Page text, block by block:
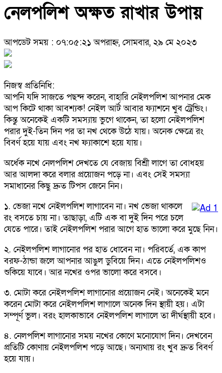
নেলপলিশ অক্ষত রাখার উপায়
আপডেট সময় : ০৭:০৫:২১ অপরাহ্ন, সোমবার, ২৯ মে ২০২৩
নিজস্ব প্রতিনিধি:
আপনি যদি সাজতে পছন্দ করেন, বাহারি নেইলপলিশ আপনার মেক
আপ কিটে থাকা আবশ্যক! নেইল আর্ট আবার ফ্যাশনে খুব ট্রেন্ডিং।
কিন্তু অনেকেই একটি সমস্যায় ভুগে থাকেন, তা হলো নেইলপলিশ
পরার দুই-তিন দিন পর তা নখ থেকে উঠে যায়। অনেক ক্ষেত্রে রং
বিবর্ণ হয়ে যায় এবং নখ ফ্যাকাশে হয়ে যায়।
অর্ধেক নখে নেলপলিশ দেখতে যে বেজায় বিশ্রী লাগে তা বোধহয়
আর আলদা করে বলার প্রয়োজন পড়ে না। এবং সেই সমস্যা
সমাধানের কিছু দ্রুত টিপস জেনে নিন।
১. ভেজা নখে নেইলপলিশ লাগাবেন না। নখ ভেজা থাকলে
রং বসতে চায় না। তাছাড়া, এটি এক বা দুই দিন পরে চলে
যেতে পারে। তাই নেইলপলিশ পরার আগে হাত ভালো করে মুছে নিন।
২. নেইলপলিশ লাগানোর পর হাত ধোবেন না। পরিবর্তে, এক কাপ
বরফ-ঠান্ডা জলে আপনার আঙুল ডুবিয়ে দিন। এতে নেইলপলিশও
শুকিয়ে যাবে। আর নখের ওপর ভালো করে বসবে।
৩. মোটা করে নেইলপলিশ লাগানোর প্রয়োজন নেই। অনেকেই মনে
করেন মোটা করে নেইলপলিশ লাগালে অনেক দিন স্থায়ী হয়। এটা
সম্পূর্ণ ভুল। বরং হালকাভাবে নেইলপলিশ লাগালে তা দীর্ঘস্থায়ী হবে।
৪. নেলপলিশ লাগানোর সময় নখের কোণে মনোযোগ দিন। দেখবেন
প্রতিটি কোণায় নেইলপলিশ পড়ে আছে। অন্যথায় রং খুব দ্রুত বিবর্ণ
হয়ে যায়।